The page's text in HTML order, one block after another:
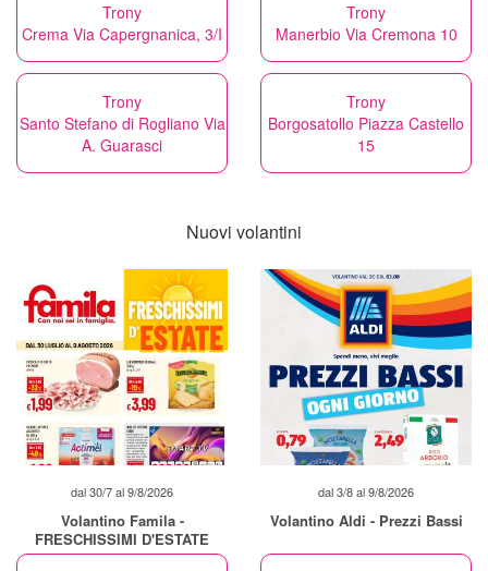
Trony
Crema Via Capergnanica, 3/I
Trony
Manerbio Via Cremona 10
Trony
Santo Stefano di Rogliano Via
A. Guarasci
Trony
Borgosatollo Piazza Castello
15
Nuovi volantini
dal 30/7 al 9/8/2026
Volantino Famila -
FRESCHISSIMI D'ESTATE
dal 3/8 al 9/8/2026
Volantino Aldi - Prezzi Bassi